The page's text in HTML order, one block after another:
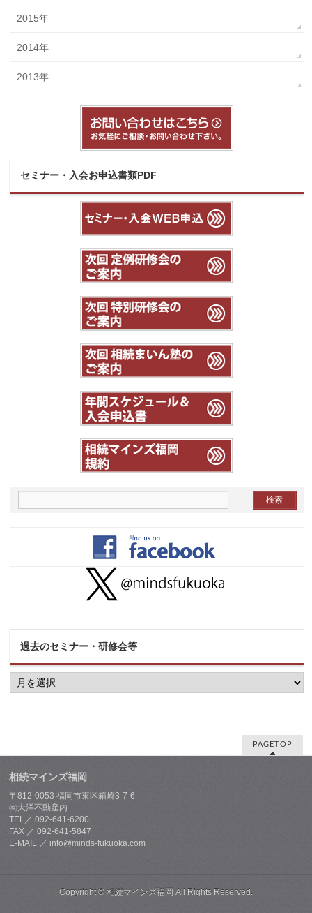
2015年
2014年
2013年
セミナー・入会お申込書類PDF
過去のセミナー・研修会等
過
去
の
研
修
会
等
PAGETOP
相続マインズ福岡
〒812-0053 福岡市東区箱崎3-7-6
㈱大洋不動産内
TEL／ 092-641-6200
FAX ／ 092-641-5847
E-MAIL ／ info@minds-fukuoka.com
Copyright © 相続マインズ福岡 All Rights Reserved.